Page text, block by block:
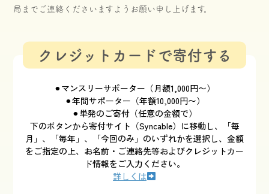
局までご連絡くださいますようお願い申し上げます。
クレジットカードで寄付する
⚫︎マンスリーサポーター（月額1,000円〜）
⚫︎年間サポーター（年額10,000円〜）
⚫︎単発のご寄付（任意の金額で）
下のボタンから寄付サイト（Syncable）に移動し、「毎
月」、「毎年」、「今回のみ」のいずれかを選択し、金額
をご指定の上、お名前・ご連絡先等およびクレジットカー
ド情報をご入力ください。
詳しくは